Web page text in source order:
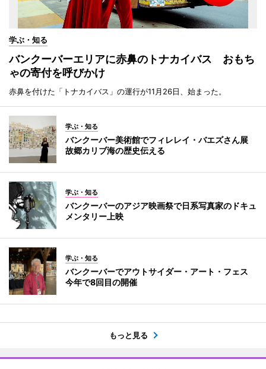
学ぶ・知る
バンクーバーエリアに赤鼻のトナカイバス おもち
ゃの寄付を呼びかけ
赤鼻を付けた「トナカイバス」の運行が11月26日、始まった。
学ぶ・知る
バンクーバー美術館でフィレレイ・バエズさん展
故郷カリブ海の歴史伝える
学ぶ・知る
バンクーバーのアジア映画祭で日系写真家のドキュ
メンタリー上映
学ぶ・知る
バンクーバーでアウトサイダー・アート・フェス
今年で8回目の開催
もっと見る